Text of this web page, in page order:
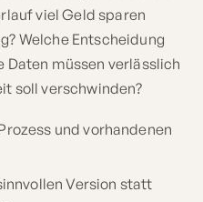
viel Geld sparen
Welche Entscheidung
Daten müssen verlässlich
soll verschwinden?
und vorhandenen
Version statt